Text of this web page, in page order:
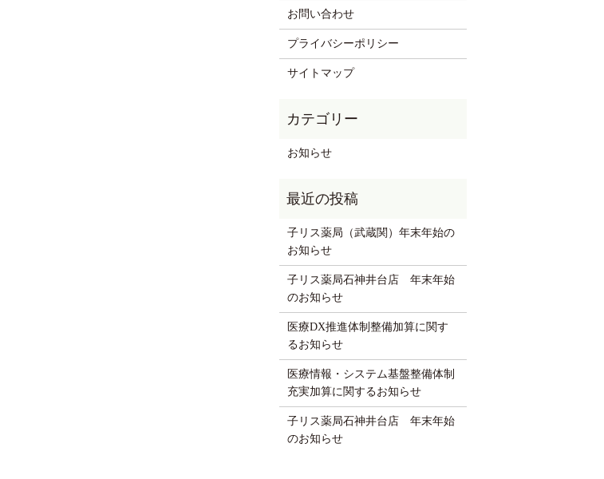
お問い合わせ
プライバシーポリシー
サイトマップ
お知らせ
子リス薬局（武蔵関）年末年始の
お知らせ
子リス薬局石神井台店 年末年始
のお知らせ
医療DX推進体制整備加算に関す
るお知らせ
医療情報・システム基盤整備体制
充実加算に関するお知らせ
子リス薬局石神井台店 年末年始
のお知らせ